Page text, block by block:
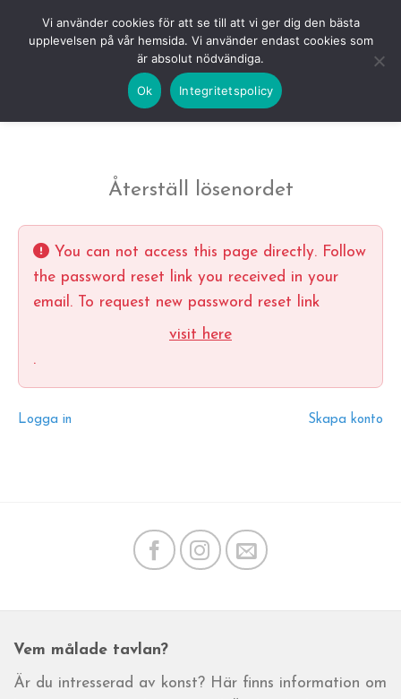
KOMMANDE LOGGA IN
Återställ lösenordet
You can not access this page directly. Follow
the password reset link you received in your
email. To request new password reset link
visit here
.
Logga in Skapa konto
Vem målade tavlan?
Är du intresserad av konst? Här finns information om
Vi använder cookies för att se till att vi ger dig den bästa
upplevelsen på vår hemsida. Vi använder endast cookies som
är absolut nödvändiga.
Ok Integritetspolicy